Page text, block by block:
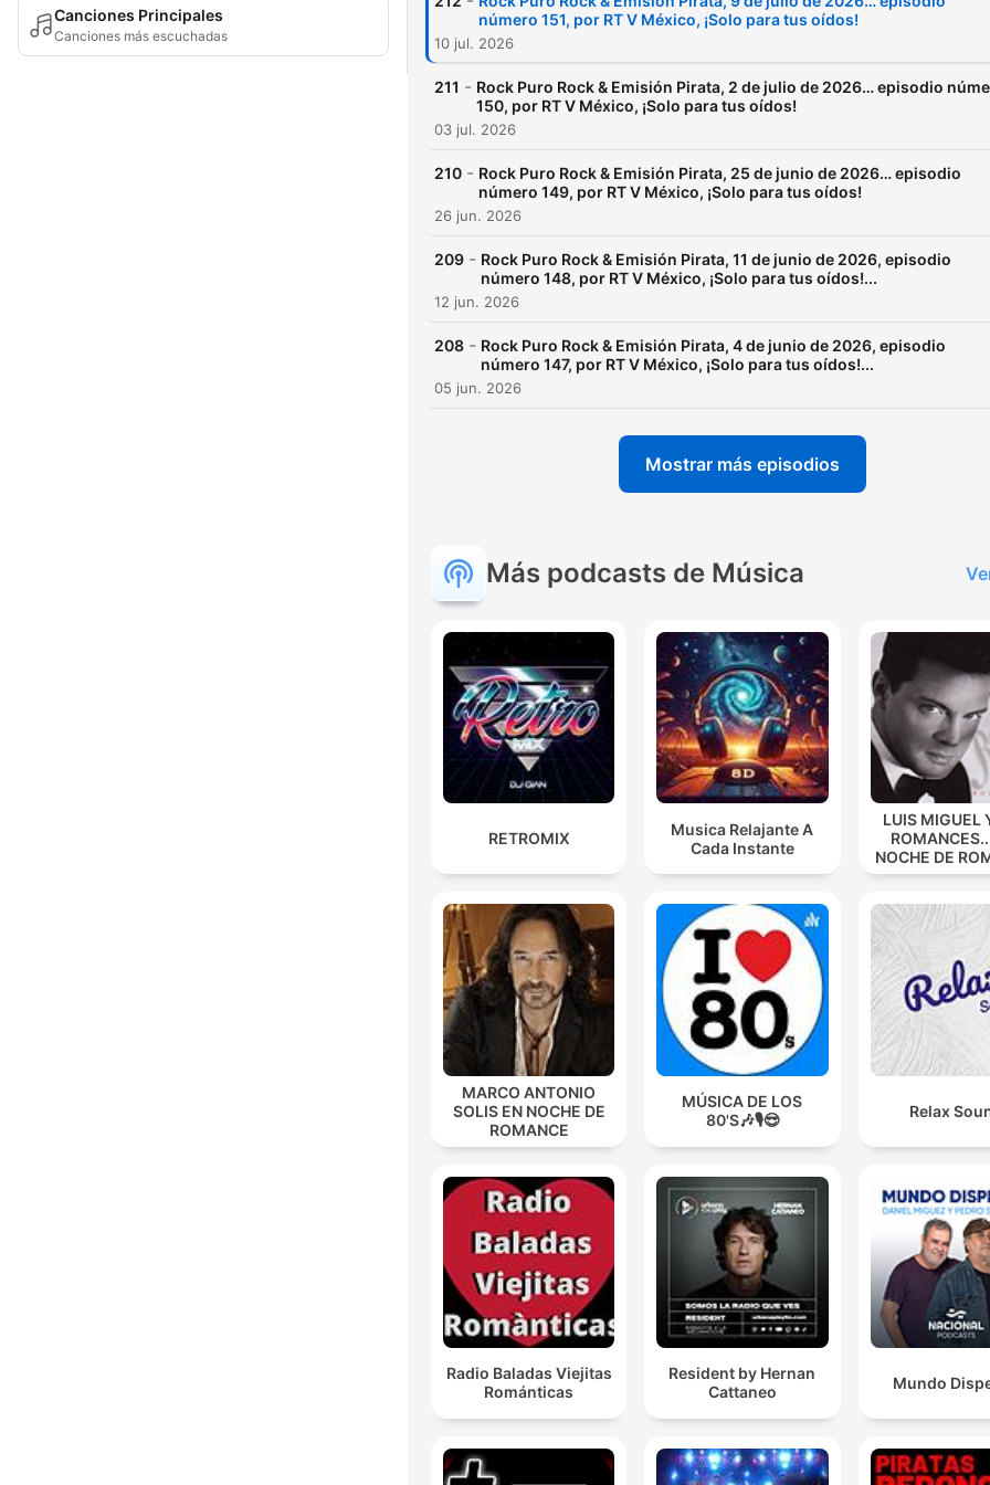
Canciones Principales
Canciones más escuchadas
número 151, por RT V México, ¡Solo para tus oídos!
10 jul. 2026
211 - Rock Puro Rock & Emisión Pirata, 2 de julio de 2026… episodio
150, por RT V México, ¡Solo para tus oídos!
03 jul. 2026
210 - Rock Puro Rock & Emisión Pirata, 25 de junio de 2026… episodio
número 149, por RT V México, ¡Solo para tus oídos!
26 jun. 2026
209 - Rock Puro Rock & Emisión Pirata, 11 de junio de 2026, episodio
número 148, por RT V México, ¡Solo para tus oídos!...
12 jun. 2026
208 - Rock Puro Rock & Emisión Pirata, 4 de junio de 2026, episodio
número 147, por RT V México, ¡Solo para tus oídos!...
05 jun. 2026
Mostrar más episodios
Más podcasts de Música
RETROMIX
Musica Relajante A
Cada Instante
LUIS MIGUEL
NOCHE DE
MARCO ANTONIO
SOLIS EN NOCHE DE
ROMANCE
MÚSICA DE LOS
80'S🎶🎙️😎
Relax
Radio Baladas Viejitas
Románticas
Resident by Hernan
Cattaneo
Mundo